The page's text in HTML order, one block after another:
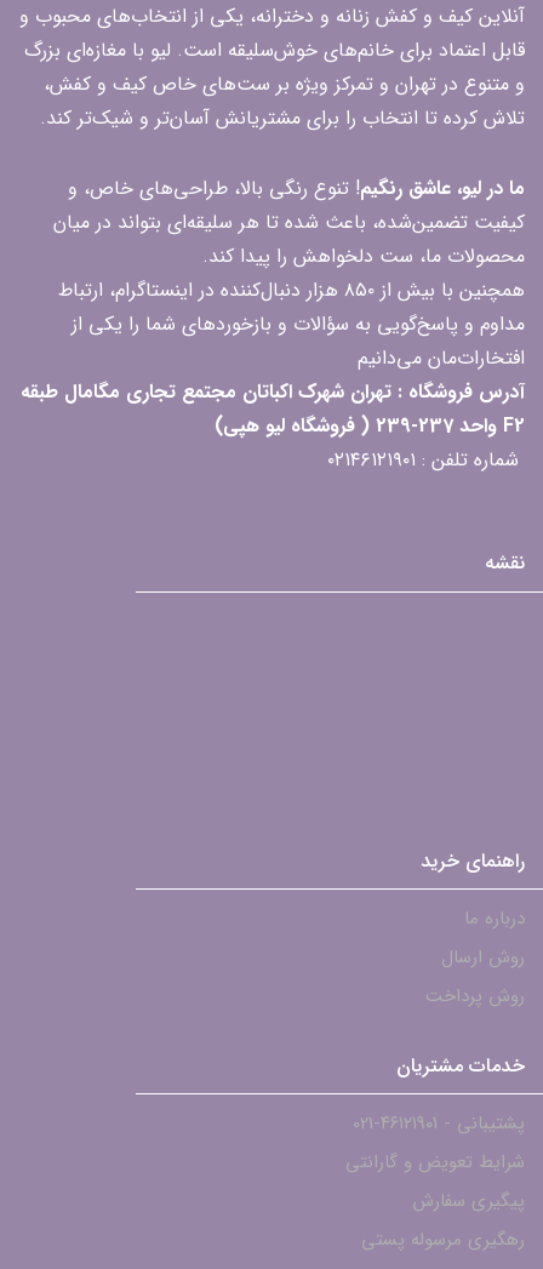
آنلاین کیف و کفش زنانه و دخترانه، یکی از انتخاب‌های محبوب و
قابل اعتماد برای خانم‌های خوش‌سلیقه است. لیو با مغازه‌ای بزرگ
و متنوع در تهران و تمرکز ویژه بر ست‌های خاص کیف و کفش،
تلاش کرده تا انتخاب را برای مشتریانش آسان‌تر و شیک‌تر کند.
ما در لیو، عاشق رنگیم! تنوع رنگی بالا، طراحی‌های خاص، و
کیفیت تضمین‌شده، باعث شده تا هر سلیقه‌ای بتواند در میان
محصولات ما، ست دلخواهش را پیدا کند.
همچنین با بیش از ۸۵۰ هزار دنبال‌کننده در اینستاگرام، ارتباط
مداوم و پاسخ‌گویی به سؤالات و بازخوردهای شما را یکی از
افتخارات‌مان می‌دانیم
آدرس فروشگاه : تهران شهرک اکباتان مجتمع تجاری مگامال طبقه
F2 واحد 237-239 ( فروشگاه لیو هپی)
شماره تلفن : ۰۲۱۴۶۱۲۱۹۰۱
نقشه
راهنمای خرید
درباره ما
روش ارسال
روش پرداخت
خدمات مشتریان
پشتیبانی - ۴۶۱۲۱۹۰۱-021
شرایط تعویض و گارانتی
پیگیری سفارش
رهگیری مرسوله پستی